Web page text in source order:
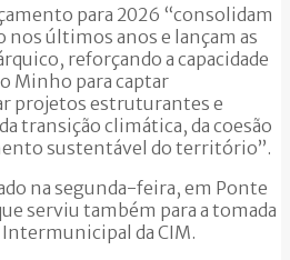
para 2026 “consolidam
últimos anos e lançam as
reforçando a capacidade
Minho para captar
projetos estruturantes e
transição climática, da coesão
sustentável do território”.
na segunda-feira, em Ponte
serviu também para a tomada
Intermunicipal da CIM.